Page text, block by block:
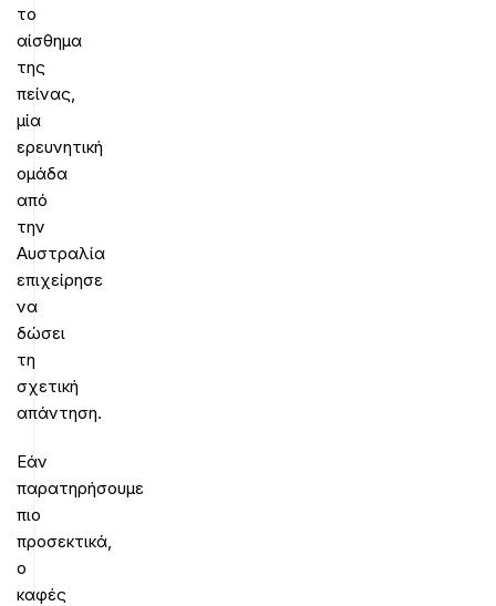
το
αίσθημα
της
πείνας,
μία
ερευνητική
ομάδα
από
την
Αυστραλία
επιχείρησε
να
δώσει
τη
σχετική
απάντηση.
Εάν
παρατηρήσουμε
πιο
προσεκτικά,
ο
καφές